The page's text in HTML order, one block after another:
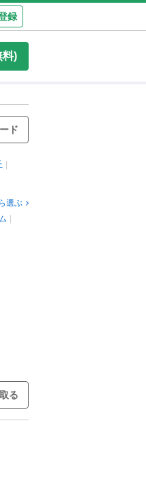
録
料)
ド
選ぶ
る